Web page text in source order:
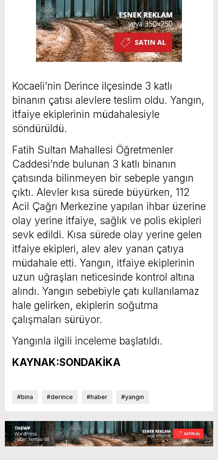
Kocaeli’nin Derince ilçesinde 3 katlı
binanın çatısı alevlere teslim oldu. Yangın,
itfaiye ekiplerinin müdahalesiyle
söndürüldü.
Fatih Sultan Mahallesi Öğretmenler
Caddesi’nde bulunan 3 katlı binanın
çatısında bilinmeyen bir sebeple yangın
çıktı. Alevler kısa sürede büyürken, 112
Acil Çağrı Merkezine yapılan ihbar üzerine
olay yerine itfaiye, sağlık ve polis ekipleri
sevk edildi. Kısa sürede olay yerine gelen
itfaiye ekipleri, alev alev yanan çatıya
müdahale etti. Yangın, itfaiye ekiplerinin
uzun uğraşları neticesinde kontrol altına
alındı. Yangın sebebiyle çatı kullanılamaz
hale gelirken, ekiplerin soğutma
çalışmaları sürüyor.
Yangınla ilgili inceleme başlatıldı.
KAYNAK:SONDAKİKA
#bina #derince #haber #yangın